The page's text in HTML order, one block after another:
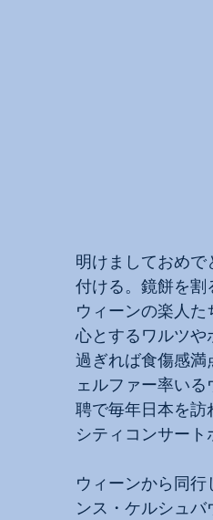
明けましておめで
付ける。鏡餅を割
ウィーンの楽人
心とするワルツや
過ぎれば食傷感満
ェルファー率い
聘で毎年日本を訪
シティコンサート
ウィーンから同
ンス・ケルシュ